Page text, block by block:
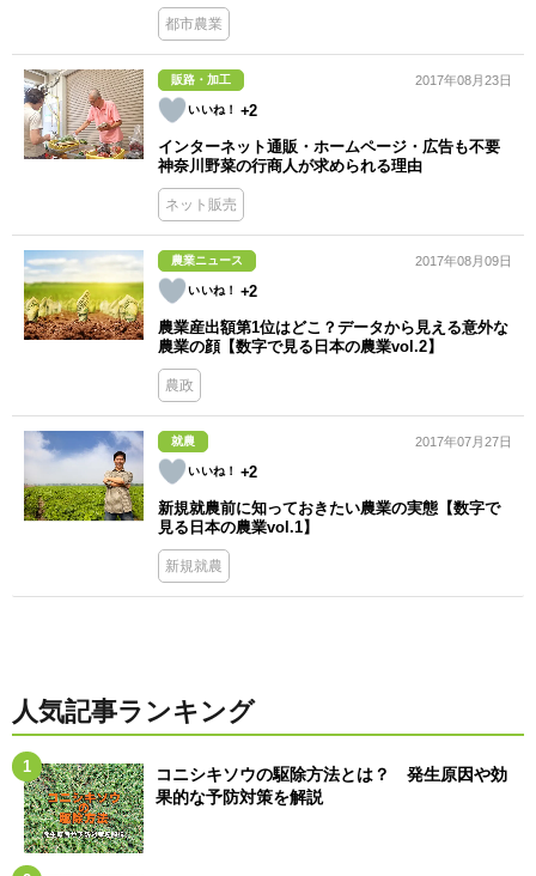
都市農業
販路・加工
+2
2017年08月23日
インターネット通販・ホームページ・広告も不要
神奈川野菜の行商人が求められる理由
ネット販売
農業ニュース
+2
2017年08月09日
農業産出額第1位はどこ？データから見える意外な
農業の顔【数字で見る日本の農業vol.2】
農政
就農
+2
2017年07月27日
新規就農前に知っておきたい農業の実態【数字で
見る日本の農業vol.1】
新規就農
人気記事ランキング
コニシキソウの駆除方法とは？ 発生原因や効
果的な予防対策を解説